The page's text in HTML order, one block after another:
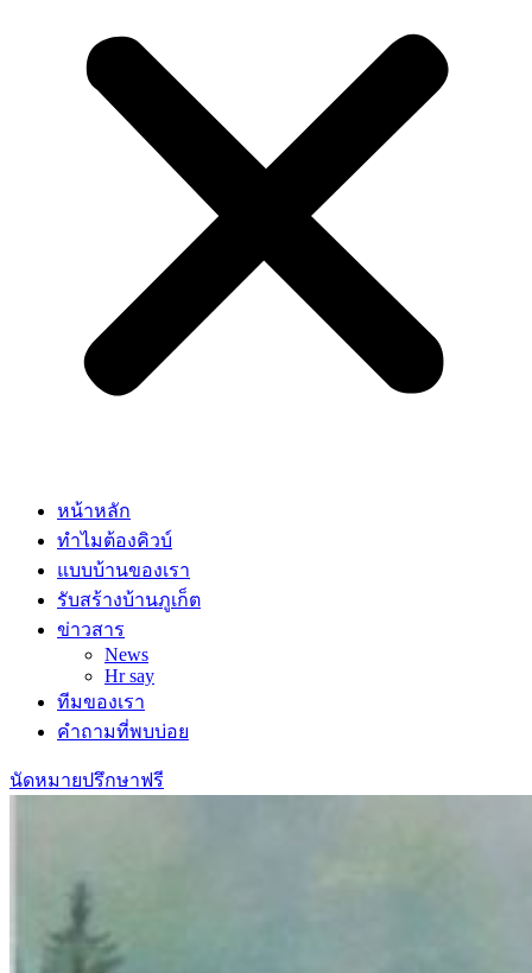
หน้าหลัก
ทําไมต้องคิวบ์
แบบบ้านของเรา
รับสร้างบ้านภูเก็ต
ข่าวสาร
News
Hr say
ทีมของเรา
คำถามที่พบบ่อย
นัดหมายปรึกษาฟรี